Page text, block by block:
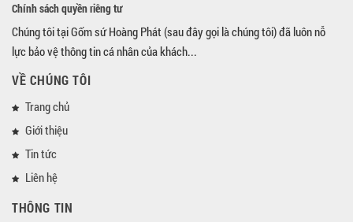
Chính sách quyền riêng tư
Chúng tôi tại Gốm sứ Hoàng Phát (sau đây gọi là chúng tôi) đã luôn nỗ
lực bảo vệ thông tin cá nhân của khách...
VỀ CHÚNG TÔI
Trang chủ
Giới thiệu
Tin tức
Liên hệ
THÔNG TIN